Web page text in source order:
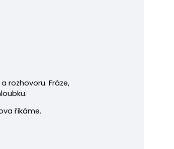
rozhovoru. Fráze,
říkáme.